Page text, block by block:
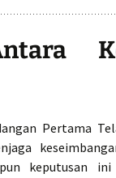
Pertama
keputusan